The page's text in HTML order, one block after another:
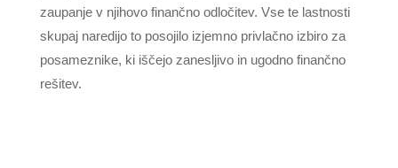
zaupanje v njihovo finančno odločitev. Vse te lastnosti
skupaj naredijo to posojilo izjemno privlačno izbiro za
posameznike, ki iščejo zanesljivo in ugodno finančno
rešitev.